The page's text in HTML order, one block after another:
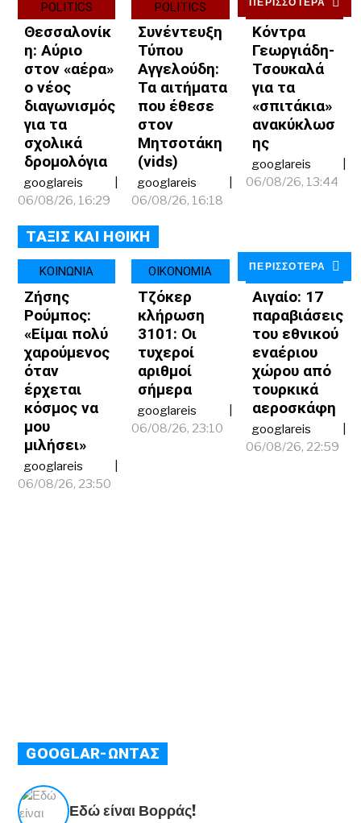
POLITICS
Θεσσαλονίκ
η: Αύριο
στον «αέρα»
ο νέος
διαγωνισμός
για τα
σχολικά
δρομολόγια
googlareis
06/08/26, 16:29
POLITICS
Συνέντευξη
Τύπου
Αγγελούδη:
Τα αιτήματα
που έθεσε
στον
Μητσοτάκη
(vids)
googlareis
06/08/26, 16:18
POLITICS
Κόντρα
Γεωργιάδη-
Τσουκαλά
για τα
«σπιτάκια»
ανακύκλωσ
ης
googlareis
06/08/26, 13:44
ΤΑΞΙΣ ΚΑΙ ΗΘΙΚΗ
ΚΟΙΝΩΝΙΑ
Ζήσης
Ρούμπος:
«Είμαι πολύ
χαρούμενος
όταν
έρχεται
κόσμος να
μου
μιλήσει»
googlareis
06/08/26, 23:50
ΟΙΚΟΝΟΜΙΑ
Τζόκερ
κλήρωση
3101: Οι
τυχεροί
αριθμοί
σήμερα
googlareis
06/08/26, 23:10
ΚΟΙΝΩΝΙΑ
Αιγαίο: 17
παραβιάσεις
του εθνικού
εναέριου
χώρου από
τουρκικά
αεροσκάφη
googlareis
06/08/26, 22:59
ΠΕΡΙΣΣΟΤΕΡΑ
GOOGLAR-ΩΝΤΑΣ
Εδώ είναι Βορράς!